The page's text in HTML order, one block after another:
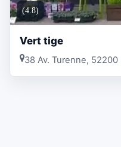
(4.8)
Vert tige
38 Av. Turenne, 52200